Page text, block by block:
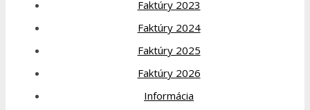
Faktúry 2023
Faktúry 2024
Faktúry 2025
Faktúry 2026
Informácia